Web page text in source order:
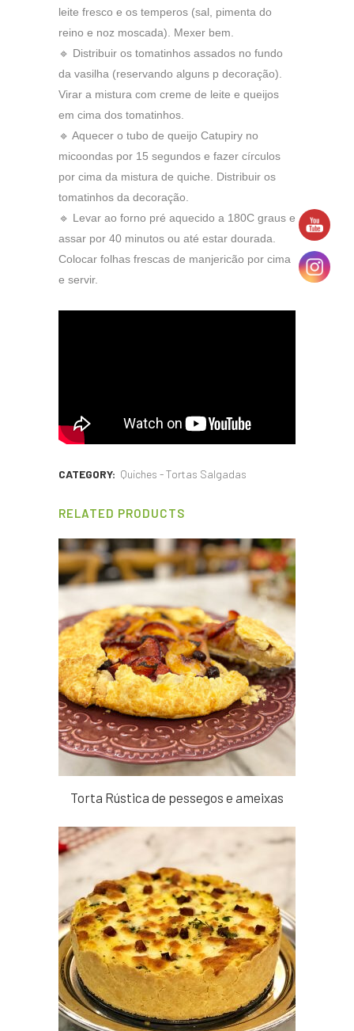
leite fresco e os temperos (sal, pimenta do
reino e noz moscada). Mexer bem.
🔹 Distribuir os tomatinhos assados no fundo
da vasilha (reservando alguns p decoração).
Virar a mistura com creme de leite e queijos
em cima dos tomatinhos.
🔹 Aquecer o tubo de queijo Catupiry no
micoondas por 15 segundos e fazer círculos
por cima da mistura de quiche. Distribuir os
tomatinhos da decoração.
🔹 Levar ao forno pré aquecido a 180C graus e
assar por 40 minutos ou até estar dourada.
Colocar folhas frescas de manjericão por cima
e servir.
CATEGORY: Quiches - Tortas Salgadas
RELATED PRODUCTS
Torta Rústica de pessegos e ameixas